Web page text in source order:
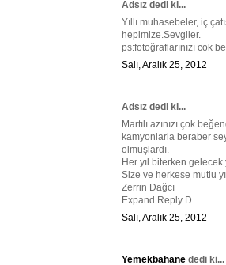
Adsız dedi ki...
Yıllı muhasebeler, iç
hepimize.Sevgiler.
ps:fotoğraflarınızı cok
Salı, Aralık 25, 2012
Adsız dedi ki...
Martılı azınızı çok
kamyonlarla beraber
olmuşlardı.
Her yıl biterken
Size ve herkese mutlu
Zerrin Dağcı
Expand Reply D
Salı, Aralık 25, 2012
Yemekbahane dedi ki...